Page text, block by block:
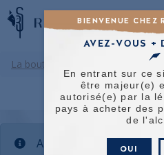
La boutique /
Aucun produit ne
BIENVENUE CHEZ
AVEZ-VOUS +
En entrant sur ce
être majeur(e)
autorisé(e) par la
pays à acheter des
de
OUI